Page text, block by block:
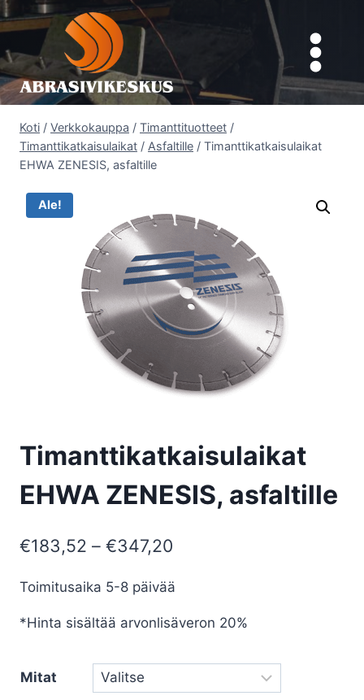
Siirry
sisältöön
Koti / Verkkokauppa / Timanttituotteet /
Timanttikatkaisulaikat / Asfaltille / Timanttikatkaisulaikat
EHWA ZENESIS, asfaltille
Ale!
Timanttikatkaisulaikat
EHWA ZENESIS, asfaltille
€183,52 – €347,20
€347,20
Toimitusaika 5-8 päivää
*Hinta sisältää arvonlisäveron 20%
Mitat